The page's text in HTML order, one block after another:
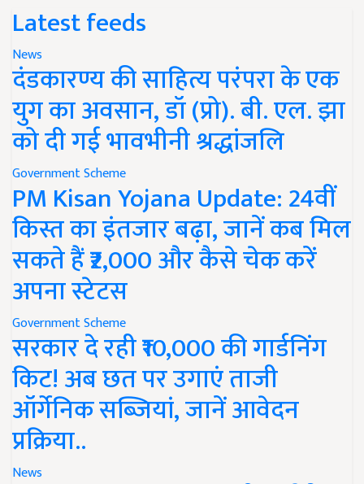
Latest feeds
News
दंडकारण्य की साहित्य परंपरा के एक
युग का अवसान, डॉ (प्रो). बी. एल. झा
को दी गई भावभीनी श्रद्धांजलि
Government Scheme
PM Kisan Yojana Update: 24वीं
किस्त का इंतजार बढ़ा, जानें कब मिल
सकते हैं ₹2,000 और कैसे चेक करें
अपना स्टेटस
Government Scheme
सरकार दे रही ₹10,000 की गार्डनिंग
किट! अब छत पर उगाएं ताजी
ऑर्गेनिक सब्जियां, जानें आवेदन
प्रक्रिया..
News